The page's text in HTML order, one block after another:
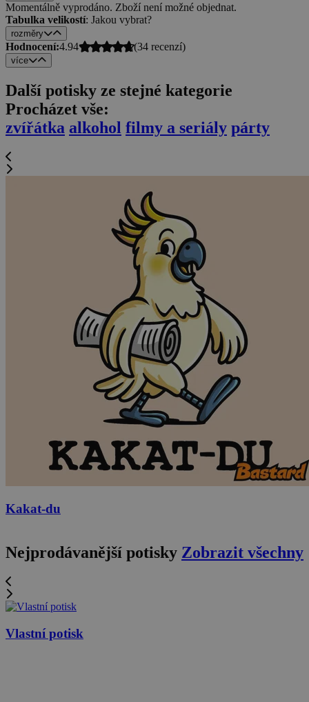
Momentálně vyprodáno. Zboží není možné objednat.
Tabulka velikostí: Jakou vybrat?
rozměry
Hodnocení:4.94 (34 recenzí)
více
Další potisky ze stejné kategorie
Procházet vše:
zvířátka alkohol filmy a seriály párty
Kakat-du
Nejprodávanější potisky Zobrazit všechny
Vlastní potisk